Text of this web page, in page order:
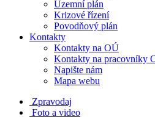
Územní plán
Krizové řízení
Povodňový plán
Kontakty
Kontakty na OÚ
Kontakty na pracovníky
Napište nám
Mapa webu
Zpravodaj
Foto a video